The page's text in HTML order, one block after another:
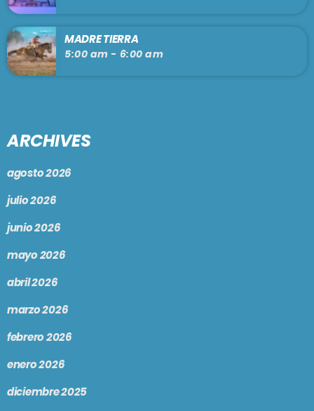
MADRE TIERRA
5:00 am - 6:00 am
ARCHIVES
agosto 2026
julio 2026
junio 2026
mayo 2026
abril 2026
marzo 2026
febrero 2026
enero 2026
diciembre 2025